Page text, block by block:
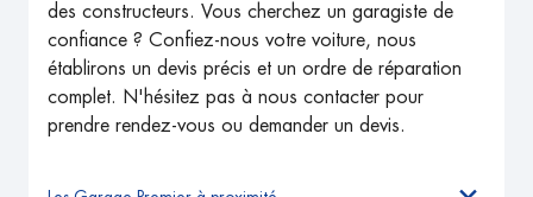
des constructeurs. Vous cherchez un garagiste de
confiance ? Confiez-nous votre voiture, nous
établirons un devis précis et un ordre de réparation
complet. N'hésitez pas à nous contacter pour
prendre rendez-vous ou demander un devis.